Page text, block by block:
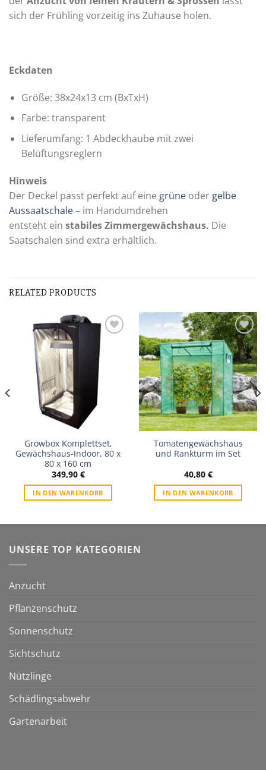
sich der Frühling vorzeitig ins Zuhause holen.
Eckdaten
Größe: 38x24x13 cm (BxTxH)
Farbe: transparent
Lieferumfang: 1 Abdeckhaube mit zwei
Belüftungsreglern
Hinweis
Der Deckel passt perfekt auf eine grüne oder gelbe
Aussaatschale– im Handumdrehen
entsteht ein stabiles Zimmergewächshaus. Die
Saatschalen sind extra erhältlich.
RELATED PRODUCTS
Zur
Wunschliste
Growbox Komplettset,
Gewächshaus-Indoor, 80 x
80 x 160 cm
349,90 €
IN DEN WARENKORB
Zur
Wunschliste
Tomatengewächshaus
und Rankturm im Set
40,80 €
IN DEN WARENKORB
UNSERE TOP KATEGORIEN
Anzucht
Pflanzenschutz
Sonnenschutz
Sichtschutz
Nützlinge
Schädlingsabwehr
Gartenarbeit